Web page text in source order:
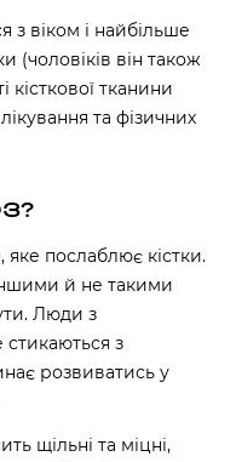
з віком і найбільше
(чоловіків він також
кісткової тканини
та фізичних
послаблює кістки.
й не такими
Люди з
стикаються з
розвиватись у
щільні та міцні,